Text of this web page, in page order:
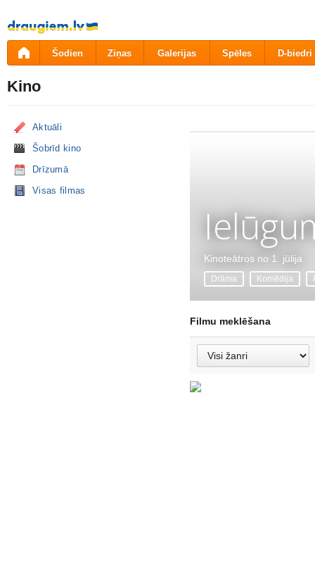
Pāriet
uz
saturu
Šodien Ziņas Galerijas Spēles D-biedri
Kino
Aktuāli
Šobrīd kino
Drīzumā
Visas filmas
Kinoteātros no 1. jūlija
Drāma Komēdija
Filmu meklēšana